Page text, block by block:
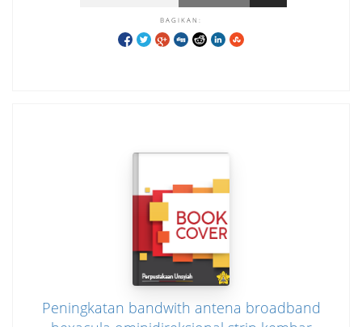
BAGIKAN:
Peningkatan bandwith antena broadband